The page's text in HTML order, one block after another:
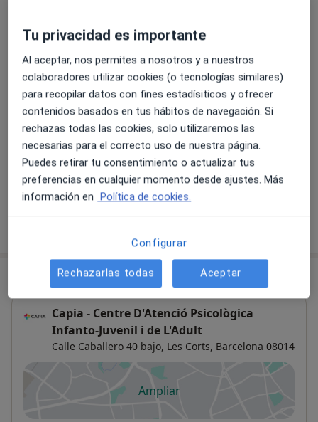
nuestra web y ver todos nuestros datos de contacto
www.psicologiacapia.com
Depresión
En CAPIA contamos con especialistas en el Trastorno
de depresión o Trastorno depresivo.
En primer lugar, realizamos una evaluación del
trastorno, distinguiéndolo de otros posibles
trastornos asociados, y en segundo lugar, seguimos
los protocolos terapéuticos más indicados para la
total superación de los síntomas y
Consulta
Capia - Centre D'Atenció Psicològica
Infanto-Juvenil i de L'Adult
Calle Caballero 40 bajo, Les Corts, Barcelona 08014
Ampliarse abre en una nueva
Tu privacidad es importante
Al aceptar, nos permites a nosotros y a nuestros
colaboradores utilizar cookies (o tecnologías similares)
para recopilar datos con fines estadísiticos y ofrecer
contenidos basados en tus hábitos de navegación. Si
rechazas todas las cookies, solo utilizaremos las
necesarias para el correcto uso de nuestra página.
Puedes retirar tu consentimiento o actualizar tus
preferencias en cualquier momento desde ajustes. Más
información en Política de cookies.
Configurar
Rechazarlas todas Aceptar